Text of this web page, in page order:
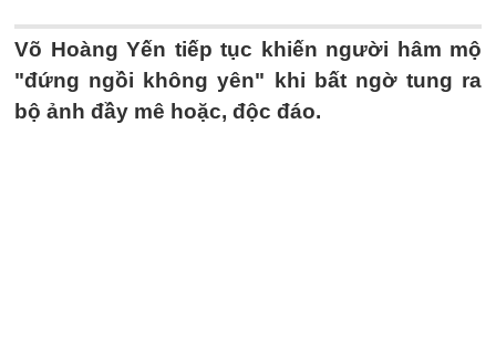
Võ Hoàng Yến tiếp tục khiến người hâm mộ
"đứng ngồi không yên" khi bất ngờ tung ra
bộ ảnh đầy mê hoặc, độc đáo.